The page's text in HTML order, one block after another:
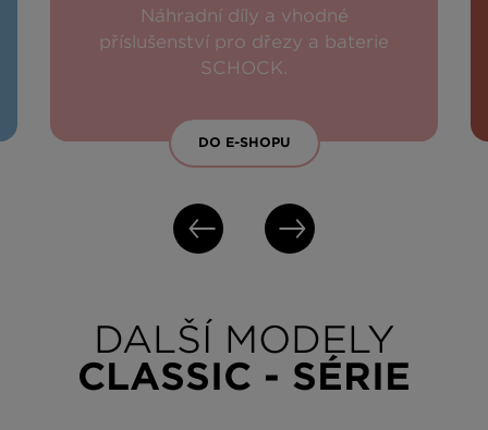
Náhradní díly a vhodné
příslušenství pro dřezy a baterie
SCHOCK.
DO E-SHOPU
DALŠÍ MODELY
CLASSIC - SÉRIE